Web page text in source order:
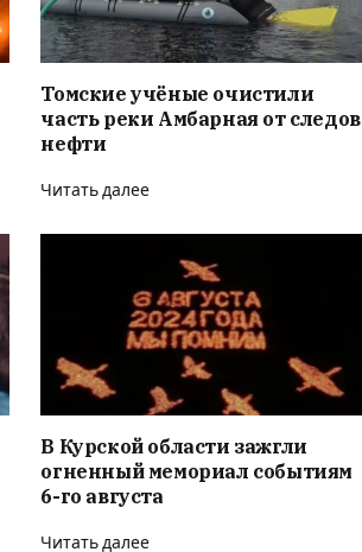
Томские учёные очистили
часть реки Амбарная от следов
нефти
Читать далее
В Курской области зажгли
огненный мемориал событиям
6-го августа
Читать далее